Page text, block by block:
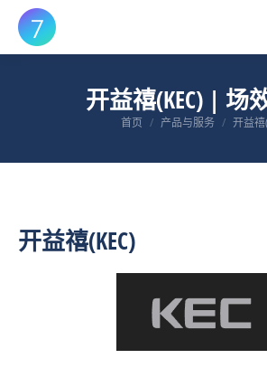
开益禧(KEC) | 场
您在这里：
首页 产品与服务 开益
开益禧(KEC)